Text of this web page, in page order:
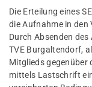
Die Erteilung eines
die Aufnahme in den
Durch Absenden
TVE Burgaltendorf,
Mitglieds gegenüber
mittels Lastschrift